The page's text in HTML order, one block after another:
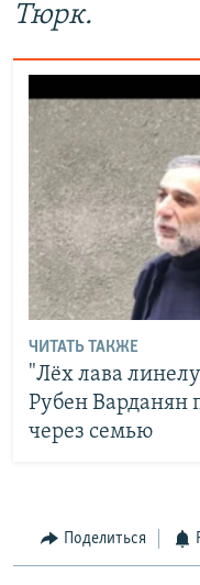
Тюрк.
ЧИТАТЬ ТАКЖЕ
"Лёх лава
Рубен Варданян
через семью
Поделиться